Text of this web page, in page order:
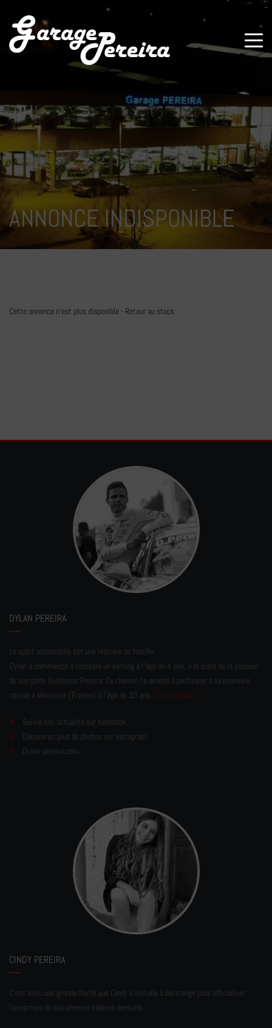
ANNONCE INDISPONIBLE
Cette annonce n'est plus disponible - Retour au stock
DYLAN PEREIRA
Le sport automobile est une histoire de famille.
Dylan a commencé à conduire un karting à l’âge de 4 ans, à la suite de la passion
de son père, Guillaume Pereira. Ce chemin l'a amené à participer à sa première
course à Mirecourt (France) à l'âge de 10 ans... Lire la suite
Suivre son actualité sur facebook
Découvrez plus de photos sur Instagram
Dylan-pereira.com
CINDY PEREIRA
C'est avec une grande fierté que Cindy s'installe à Bertrange pour officialiser
l'ouverture de son premier cabinet dentaire.
Paramètres avancés des cookies